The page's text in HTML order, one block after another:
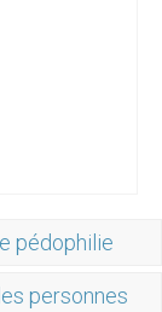
pédophilie
personnes